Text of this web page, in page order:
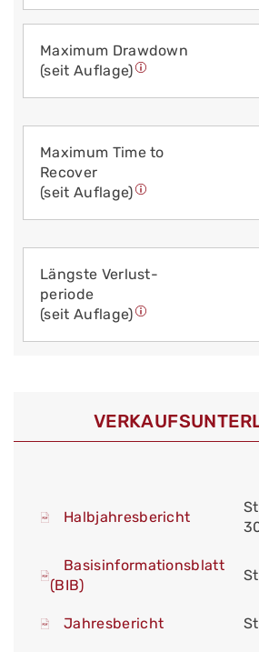
Maximum Drawdown
(seit Auflage)
Maximum Time to
Recover
(seit Auflage)
Längste Verlust­
periode
(seit Auflage)
Halbjahresbericht
Basisinformationsblatt
(BIB)
Jahresbericht